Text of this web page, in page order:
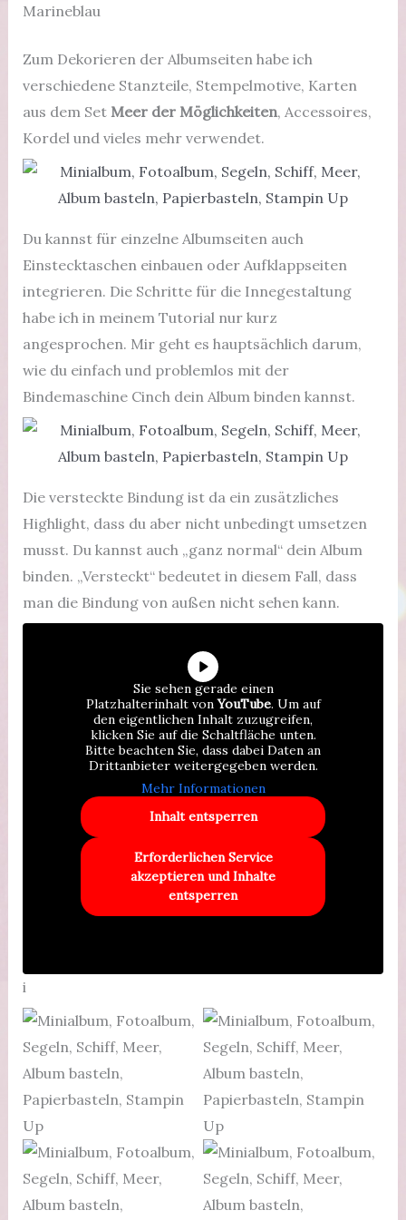
Marineblau
Zum Dekorieren der Albumseiten habe ich
verschiedene Stanzteile, Stempelmotive, Karten
aus dem Set Meer der Möglichkeiten, Accessoires,
Kordel und vieles mehr verwendet.
Du kannst für einzelne Albumseiten auch
Einstecktaschen einbauen oder Aufklappseiten
integrieren. Die Schritte für die Innegestaltung
habe ich in meinem Tutorial nur kurz
angesprochen. Mir geht es hauptsächlich darum,
wie du einfach und problemlos mit der
Bindemaschine Cinch dein Album binden kannst.
Die versteckte Bindung ist da ein zusätzliches
Highlight, dass du aber nicht unbedingt umsetzen
musst. Du kannst auch „ganz normal“ dein Album
binden. „Versteckt“ bedeutet in diesem Fall, dass
man die Bindung von außen nicht sehen kann.
Sie sehen gerade einen
Platzhalterinhalt vonYouTube. Um auf
den eigentlichen Inhalt zuzugreifen,
klicken Sie auf die Schaltfläche unten.
Bitte beachten Sie, dass dabei Daten an
Drittanbieter weitergegeben werden.
Mehr Informationen
Inhalt entsperren
Erforderlichen Service
akzeptieren und Inhalte
entsperren
i